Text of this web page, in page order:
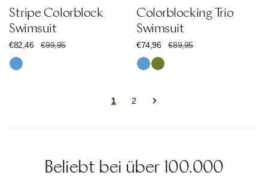
Stripe Colorblock
Swimsuit
Verkaufspreis
€82,46
Regulärer
Preis
€99,95
Blau
Colorblocking Trio
Swimsuit
Verkaufspreis
€74,96
Regulärer
Preis
€89,95
BlauDunkelgrün
1 2
Beliebt bei über 100.000